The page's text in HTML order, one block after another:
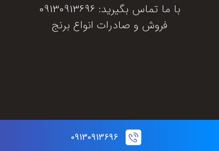
با ما تماس بگیرید: 09130913696
فروش و صادرات انواع برنج
© تمام حقوق این سایت برای برنج جنوب محفوظ است.
09130913696